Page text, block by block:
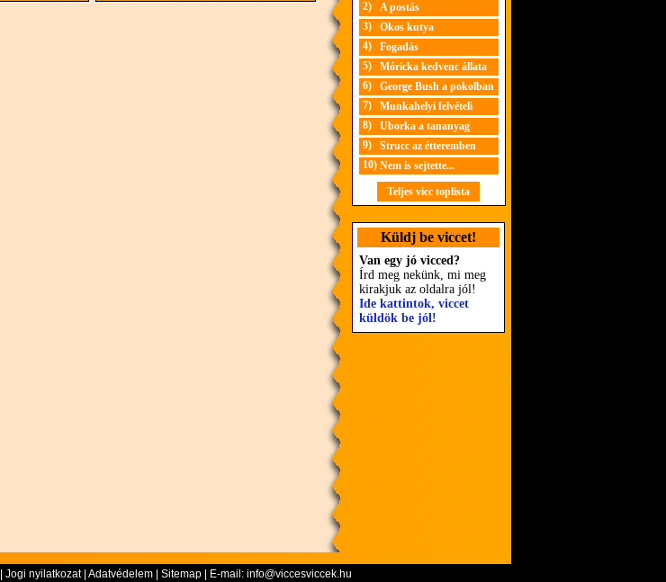
2)
A postás
3)
Okos kutya
4)
Fogadás
5)
Móricka kedvenc állata
6)
George Bush a pokolban
7)
Munkahelyi felvételi
8)
Uborka a tananyag
9)
Strucc az étteremben
10) Nem is sejtette...
Teljes vicc toplista
Küldj be viccet!
Van egy jó vicced?
Írd meg nekünk, mi meg
kirakjuk az oldalra jól!
Ide kattintok, viccet
küldök be jól!
Jogi nyilatkozat| Adatvédelem Sitemap | E-mail: info@viccesviccek.hu